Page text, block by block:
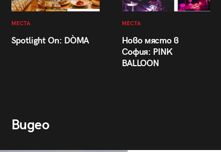
МЕСТА
Spotlight On: DÒMA
МЕСТА
Ново място в
София: PINK
BALLOON
Видео